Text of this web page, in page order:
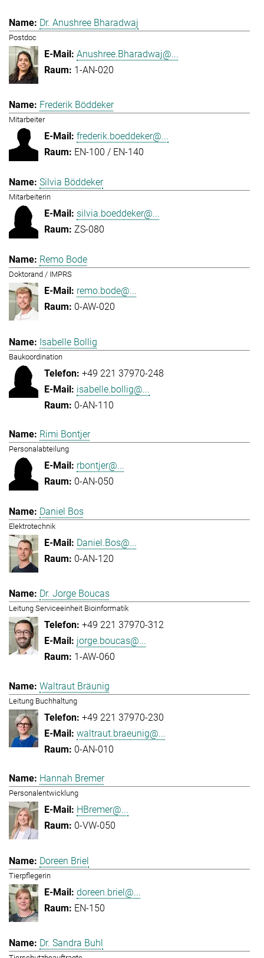
Dr. Anushree Bharadwaj
Postdoc
Anushree.Bharadwaj@...
1-AN-020
Frederik Böddeker
Mitarbeiter
frederik.boeddeker@...
EN-100 / EN-140
Silvia Böddeker
Mitarbeiterin
silvia.boeddeker@...
ZS-080
Remo Bode
Doktorand / IMPRS
remo.bode@...
0-AW-020
Isabelle Bollig
Baukoordination
+49 221 37970-248
isabelle.bollig@...
0-AN-110
Rimi Bontjer
Personalabteilung
rbontjer@...
0-AN-050
Daniel Bos
Elektrotechnik
Daniel.Bos@...
0-AN-120
Dr. Jorge Boucas
Leitung Serviceeinheit Bioinformatik
+49 221 37970-312
jorge.boucas@...
1-AW-060
Waltraut Bräunig
Leitung Buchhaltung
+49 221 37970-230
waltraut.braeunig@...
0-AN-010
Hannah Bremer
Personalentwicklung
HBremer@...
0-VW-050
Doreen Briel
Tierpflegerin
doreen.briel@...
EN-150
Dr. Sandra Buhl